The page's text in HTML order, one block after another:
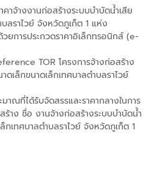
าจ้างงานก่อสร้างระบบบำบัดน้ำเสีย
ลราไวย์ จังหวัดภูเก็ต 1 แห่ง
วยการประกวดราคาอิเล็กทรอนิกส์ (e-
TOR โครงการจ้างก่อสร้าง
ดเล็กขนาดเล็กเทศบาลตำบลราไวย์
าณที่ได้รับจัดสรรและราคากลางในการ
าง ชื่อ งานจ้างก่อสร้างระบบบำบัดน้ำ
กเทศบาลตำบลราไวย์ จังหวัดภูเก็ต 1